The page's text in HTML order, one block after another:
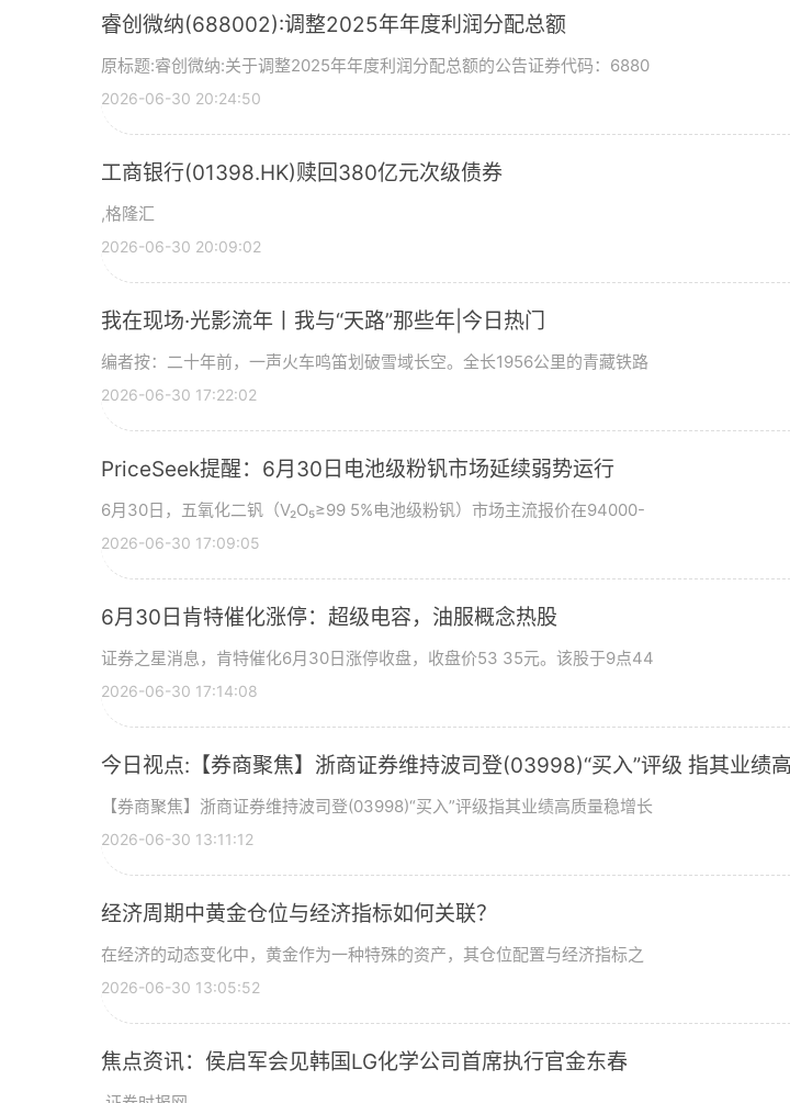
睿创微纳(688002):调整2025年年度利润分配总额
原标题:睿创微纳:关于调整2025年年度利润分配总额的公告证券代码：6880
2026-06-30 20:24:50
工商银行(01398.HK)赎回380亿元次级债券
,格隆汇
2026-06-30 20:09:02
我在现场·光影流年丨我与“天路”那些年|今日热门
编者按：二十年前，一声火车鸣笛划破雪域长空。全长1956公里的青藏铁路
2026-06-30 17:22:02
PriceSeek提醒：6月30日电池级粉钒市场延续弱势运行
6月30日，五氧化二钒（V₂O₅≥99 5%电池级粉钒）市场主流报价在94000-
2026-06-30 17:09:05
6月30日肯特催化涨停：超级电容，油服概念热股
证券之星消息，肯特催化6月30日涨停收盘，收盘价53 35元。该股于9点44
2026-06-30 17:14:08
今日视点:【券商聚焦】浙商证券维持波司登(03998)“买入”评级 指其业绩
【券商聚焦】浙商证券维持波司登(03998)“买入”评级指其业绩高质量稳增长
2026-06-30 13:11:12
经济周期中黄金仓位与经济指标如何关联？
在经济的动态变化中，黄金作为一种特殊的资产，其仓位配置与经济指标之
2026-06-30 13:05:52
焦点资讯：侯启军会见韩国LG化学公司首席执行官金东春